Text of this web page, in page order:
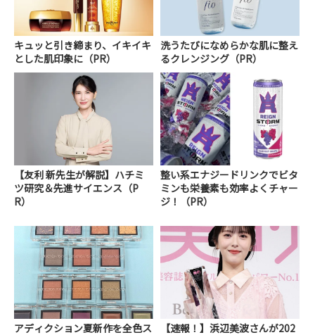
キュッと引き締まり、イキイキ
とした肌印象に（PR）
洗うたびになめらかな肌に整え
るクレンジング（PR）
【友利 新先生が解説】ハチミ
ツ研究＆先進サイエンス（P
R）
整い系エナジードリンクでビタ
ミンも栄養素も効率よくチャー
ジ！（PR）
アディクション夏新作を全色ス
【速報！】浜辺美波さんが202